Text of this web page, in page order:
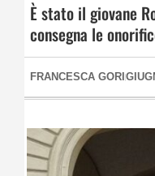
È stato il giovane
consegna le
FRANCESCA GORI